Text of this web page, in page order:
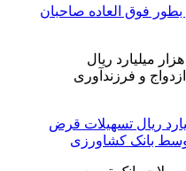
فوق العاده صاحبان
32 هزار میلیارد ریال تسهیلات قرض
بانک کشاورزی